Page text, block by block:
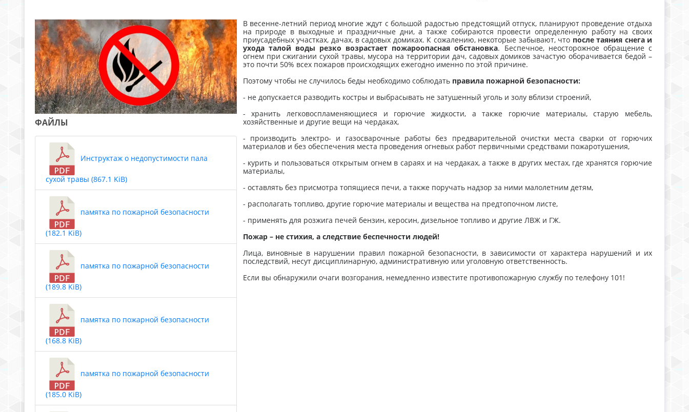
ФАЙЛЫ
Инструктаж о недопустимости пала
сухой травы (867.1 KiB)
памятка по пожарной безопасности
(182.1 KiB)
памятка по пожарной безопасности
(189.8 KiB)
памятка по пожарной безопасности
(168.8 KiB)
памятка по пожарной безопасности
(185.0 KiB)
В весенне-летний период многие ждут с большой радостью предстоящий отпуск, планируют проведение отдыха
на природе в выходные и праздничные дни, а также собираются провести определенную работу на своих
приусадебных участках, дачах, в садовых домиках. К сожалению, некоторые забывают, что после таяния снега и
ухода талой воды резко возрастает пожароопасная обстановка. Беспечное, неосторожное обращение с
огнем при сжигании сухой травы, мусора на территории дач, садовых домиков зачастую оборачивается бедой –
это почти 50% всех пожаров происходящих ежегодно именно по этой причине.
Поэтому чтобы не случилось беды необходимо соблюдать правила пожарной безопасности:
- не допускается разводить костры и выбрасывать не затушенный уголь и золу вблизи строений,
- хранить легковоспламеняющиеся и горючие жидкости, а также горючие материалы, старую мебель,
хозяйственные и другие вещи на чердаках,
- производить электро- и газосварочные работы без предварительной очистки места сварки от горючих
материалов и без обеспечения места проведения огневых работ первичными средствами пожаротушения,
- курить и пользоваться открытым огнем в сараях и на чердаках, а также в других местах, где хранятся горючие
материалы,
- оставлять без присмотра топящиеся печи, а также поручать надзор за ними малолетним детям,
- располагать топливо, другие горючие материалы и вещества на предтопочном листе,
- применять для розжига печей бензин, керосин, дизельное топливо и другие ЛВЖ и ГЖ.
Пожар – не стихия, а следствие беспечности людей!
Лица, виновные в нарушении правил пожарной безопасности, в зависимости от характера нарушений и их
последствий, несут дисциплинарную, административную или уголовную ответственность.
Если вы обнаружили очаги возгорания, немедленно известите противопожарную службу по телефону 101!